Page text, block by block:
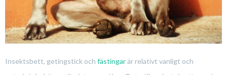
Insektsbett, getingstick och fästingarär relativt vanligt och